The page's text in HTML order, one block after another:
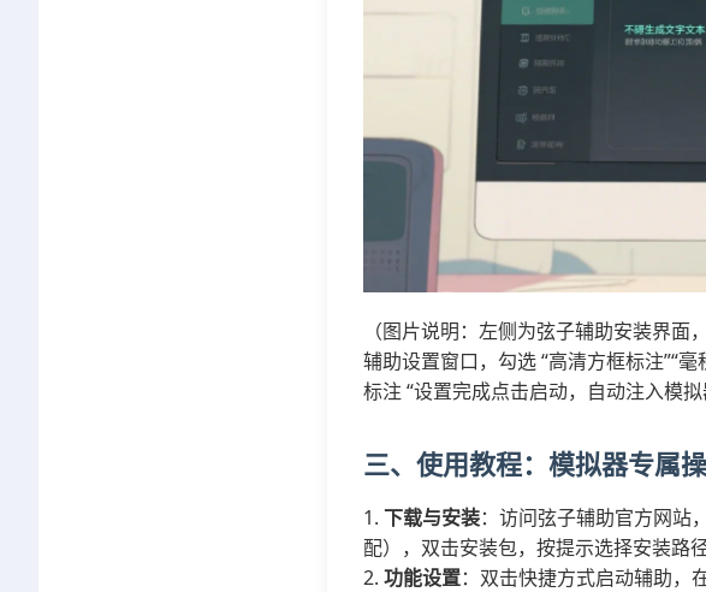
（图片说明：左侧为弦子辅助安装界
辅助设置窗口，勾选 “高清方框标注”“
标注 “设置完成点击启动，自动注入模拟
三、使用教程：模拟器专属
下载与安装：访问弦子辅助官方网站
配），双击安装包，按提示选择安装路
功能设置：双击快捷方式启动辅助，